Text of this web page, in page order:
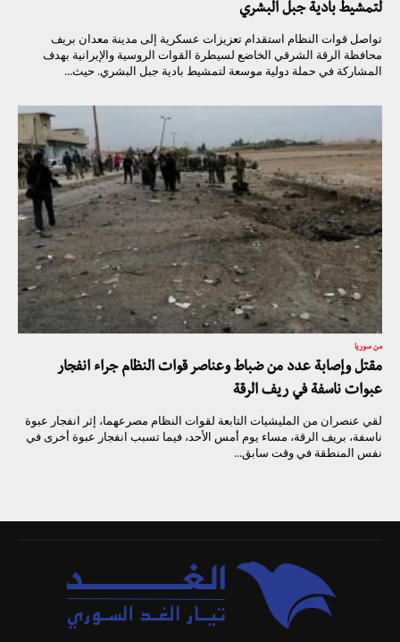
لتمشيط بادية جبل البشري
تواصل قوات النظام استقدام تعزيزات عسكرية إلى مدينة معدان بريف
محافظة الرقة الشرقي الخاضع لسيطرة القوات الروسية والإيرانية بهدف
المشاركة في حملة دولية موسعة لتمشيط بادية جبل البشري. حيث...
من سوريا
مقتل وإصابة عدد من ضباط وعناصر قوات النظام جراء انفجار
عبوات ناسفة في ريف الرقة
لقي عنصران من المليشيات التابعة لقوات النظام مصرعهما، إثر انفجار عبوة
ناسفة، بريف الرقة، مساء يوم أمس الأحد، فيما تسبب انفجار عبوة أخرى في
نفس المنطقة في وقت سابق...